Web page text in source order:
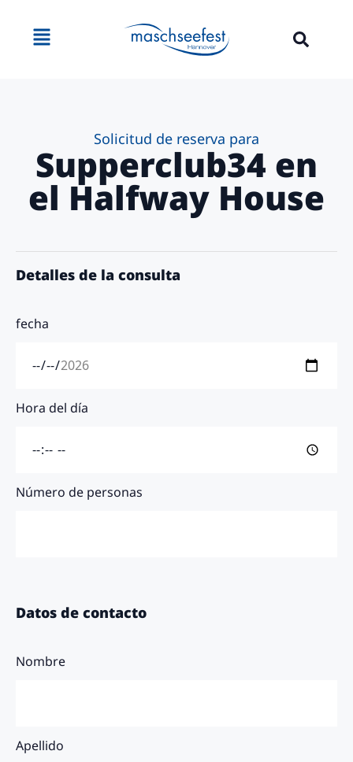
Solicitud de reserva para
Supperclub34 en
el Halfway House
Detalles de la consulta
fecha
Hora del día
Número de personas
Datos de contacto
Nombre
Apellido